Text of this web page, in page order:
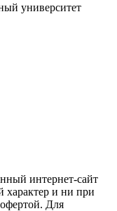
университет
интернет-сайт
и ни при
Для